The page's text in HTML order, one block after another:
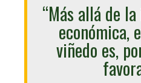
“Más allá de
económica,
viñedo es,